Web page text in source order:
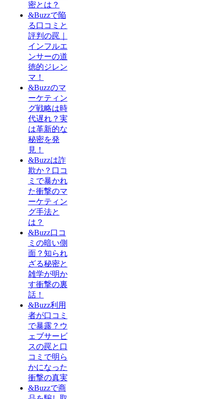
密とは？
&Buzzで陥
る口コミと
評判の罠｜
インフルエ
ンサーの道
徳的ジレン
マ！
&Buzzのマ
ーケティン
グ戦略は時
代遅れ？実
は革新的な
秘密を発
見！
&Buzzは詐
欺か？口コ
ミで暴かれ
た衝撃のマ
ーケティン
グ手法と
は？
&Buzz口コ
ミの暗い側
面？知られ
ざる秘密と
雑学が明か
す衝撃の裏
話！
&Buzz利用
者が口コミ
で暴露？ウ
ェブサービ
スの罠と口
コミで明ら
かになった
衝撃の真実
&Buzzで商